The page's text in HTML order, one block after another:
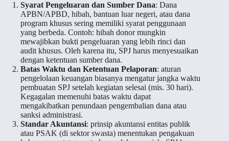
Syarat Pengeluaran dan Sumber Dana: Dana
APBN/APBD, hibah, bantuan luar negeri, atau dana
program khusus sering memiliki syarat penggunaan
yang berbeda. Contoh: hibah donor mungkin
mewajibkan bukti pengeluaran yang lebih rinci dan
audit khusus. Oleh karena itu, SPJ harus menyesuaikan
dengan ketentuan sumber dana.
Batas Waktu dan Ketentuan Pelaporan: aturan
pengelolaan keuangan biasanya mengatur jangka waktu
pembuatan SPJ setelah kegiatan selesai (mis. 30 hari).
Kegagalan memenuhi batas waktu dapat
mengakibatkan penundaan pengembalian dana atau
sanksi administrasi.
Standar Akuntansi: prinsip akuntansi entitas publik
atau PSAK (di sektor swasta) menentukan pengakuan